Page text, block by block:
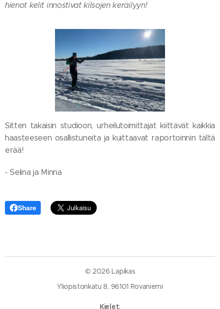
hienot kelit innostivat kilsojen keräilyyn!☀️❄️⛷️
Sitten takaisin studioon, urheilutoimittajat kiittävät kaikkia
haasteeseen osallistuneita ja kuittaavat raportoinnin tältä
erää!
- Selina ja Minna
Share
© 2026 Lapikas
Yliopistonkatu 8, 96101 Rovaniemi
Kielet